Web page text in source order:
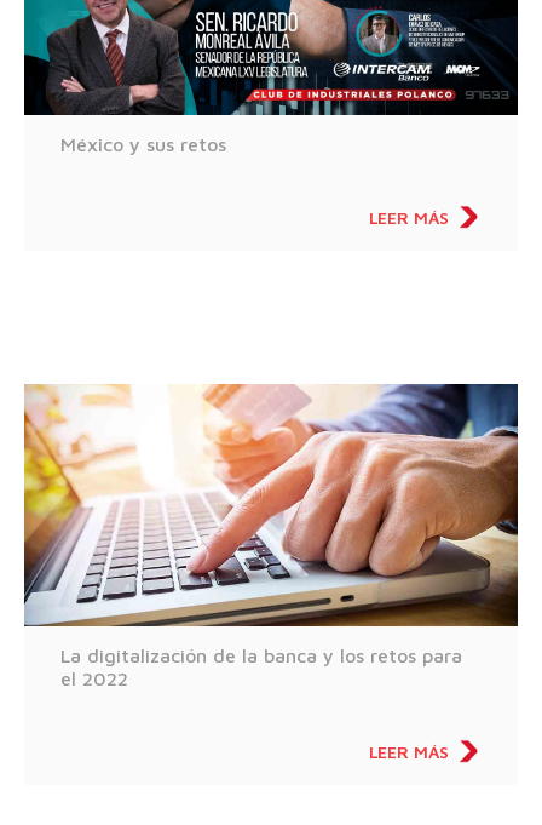
México y sus retos
LEER MÁS
La digitalización de la banca y los retos para
el 2022
LEER MÁS